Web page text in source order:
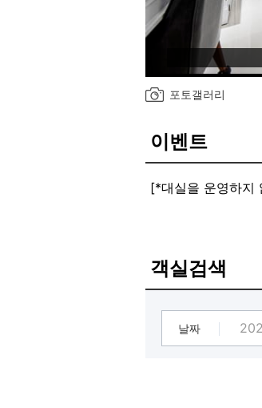
포토갤러리
이벤트
[*대실을 운영하지
LG 퓨리케어 공기
월~금 조식 07:00
객실검색
날짜